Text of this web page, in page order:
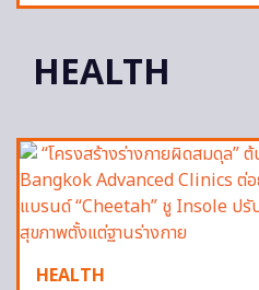
HEALTH
HEALTH